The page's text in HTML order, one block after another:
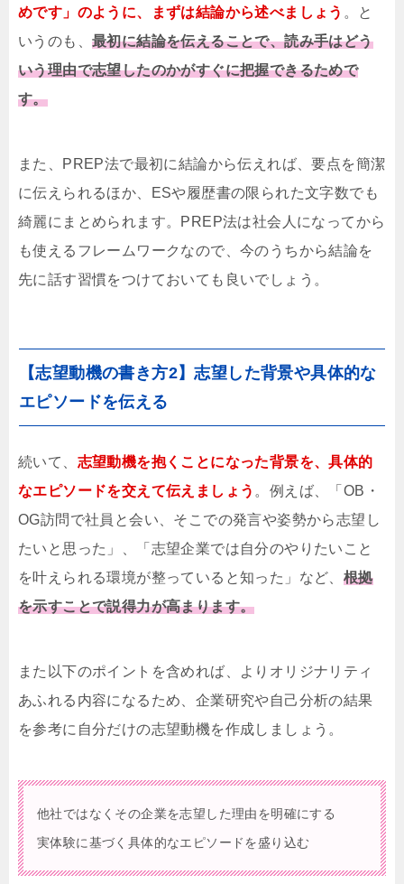
めです」のように、まずは結論から述べましょう 。と
いうのも、 最初に結論を伝えることで、読み手はどう
いう理由で志望したのかがすぐに把握できるためで
す。
また、PREP法で最初に結論から伝えれば、要点を簡潔
に伝えられるほか、ESや履歴書の限られた文字数でも
綺麗にまとめられます。PREP法は社会人になってから
も使えるフレームワークなので、今のうちから結論を
先に話す習慣をつけておいても良いでしょう。
【志望動機の書き方2】志望した背景や具体的な
エピソードを伝える
続いて、 志望動機を抱くことになった背景を、具体的
なエピソードを交えて伝えましょう 。例えば、「OB・
OG訪問で社員と会い、そこでの発言や姿勢から志望し
たいと思った」、「志望企業では自分のやりたいこと
を叶えられる環境が整っていると知った」など、 根拠
を示すことで説得力が高まります。
また以下のポイントを含めれば、よりオリジナリティ
あふれる内容になるため、企業研究や自己分析の結果
を参考に自分だけの志望動機を作成しましょう。
他社ではなくその企業を志望した理由を明確にする
実体験に基づく具体的なエピソードを盛り込む